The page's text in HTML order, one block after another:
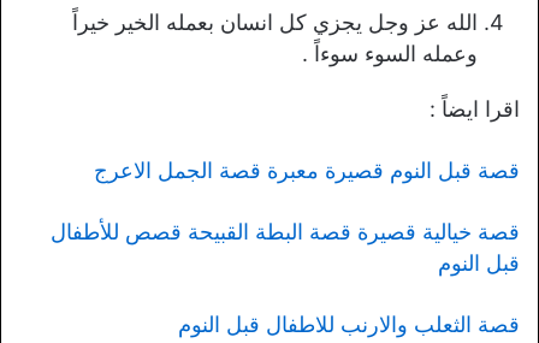
الله عز وجل يجزي كل انسان بعمله الخير خيراً
وعمله السوء سوءاً .
اقرا ايضاً :
قصة قبل النوم قصيرة معبرة قصة الجمل الاعرج
قصة خيالية قصيرة قصة البطة القبيحة قصص للأطفال
قبل النوم
قصة الثعلب والارنب للاطفال قبل النوم